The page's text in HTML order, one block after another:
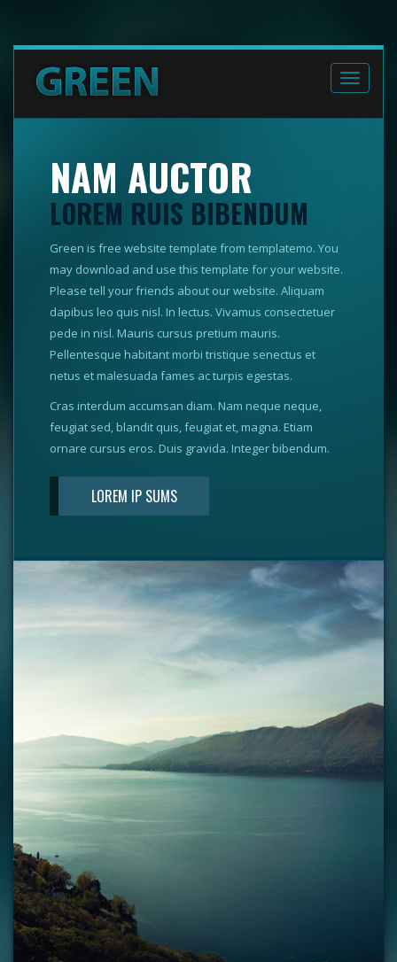
Toggle
NAM AUCTOR
LOREM RUIS BIBENDUM
Green is free website template from templatemo. You
may download and use this template for your website.
Please tell your friends about our website. Aliquam
dapibus leo quis nisl. In lectus. Vivamus consectetuer
pede in nisl. Mauris cursus pretium mauris.
Pellentesque habitant morbi tristique senectus et
netus et malesuada fames ac turpis egestas.
Cras interdum accumsan diam. Nam neque neque,
feugiat sed, blandit quis, feugiat et, magna. Etiam
ornare cursus eros. Duis gravida. Integer bibendum.
LOREM IP SUMS